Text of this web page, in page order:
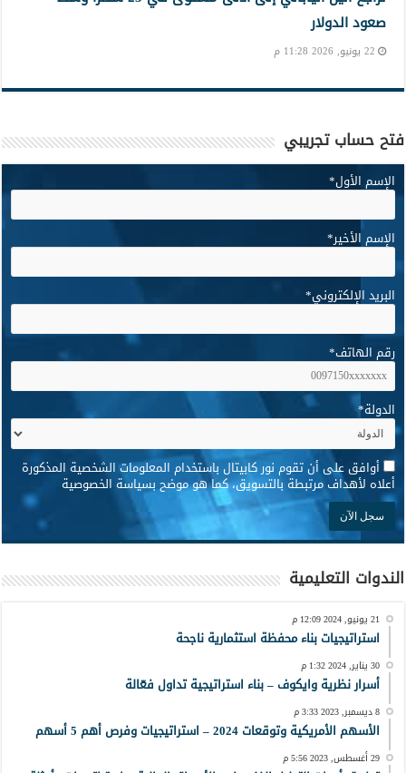
صعود الدولار
22 يونيو, 2026 11:28 م
فتح حساب تجريبي
الإسم الأول*
الإسم الأخير*
البريد الإلكتروني*
رقم الهاتف*
الدولة*
* أوافق على أن تقوم نور كابيتال باستخدام المعلومات الشخصية المذكورة
أعلاه لأهداف مرتبطة بالتسويق، كما هو موضح بسياسة الخصوصية
الندوات التعليمية
21 يونيو, 2024 12:09 م
استراتيجيات بناء محفظة استثمارية ناجحة
30 يناير, 2024 1:32 م
أسرار نظرية وايكوف – بناء استراتيجية تداول فعّالة
8 ديسمبر, 2023 3:33 م
الأسهم الأمريكية وتوقعات 2024 – استراتيجيات وفرص أهم 5 أسهم
29 أغسطس, 2023 5:56 م